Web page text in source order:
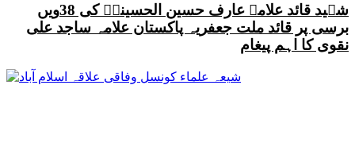
شہید قائد علامہ عارف حسین الحسینیؒ کی 38ویں
برسی پر قائد ملت جعفریہ پاکستان علامہ ساجد علی
نقوی کا اہم پیغام